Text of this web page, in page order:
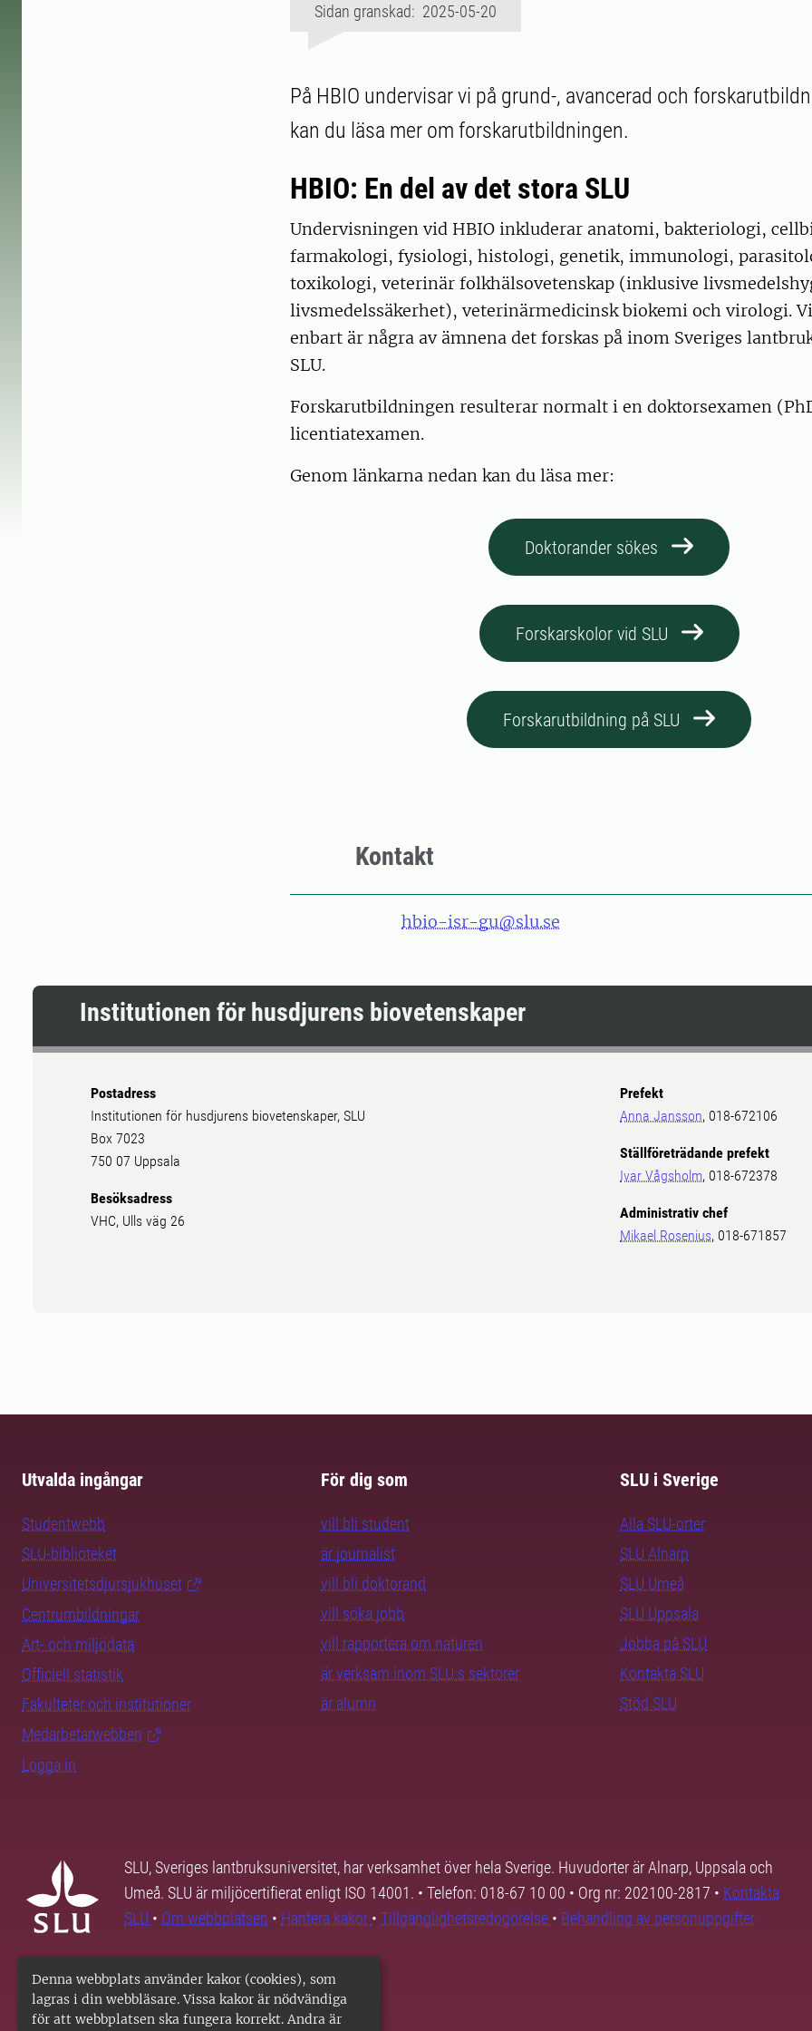
Denna webbplats använder kakor (cookies), som
lagras i din webbläsare. Vissa kakor är nödvändiga
för att webbplatsen ska fungera korrekt. Andra är
Sidan granskad: 2025-05-20
På HBIO undervisar vi på grund-, avancerad och
kan du läsa mer om forskarutbildningen.
HBIO: En del av det stora SLU
Undervisningen vid HBIO inkluderar anatomi, bakteriologi,
farmakologi, fysiologi, histologi, genetik, immunologi,
toxikologi, veterinär folkhälsovetenskap (inklusive
livsmedelssäkerhet), veterinärmedicinsk biokemi och virologi.
enbart är några av ämnena det forskas på inom Sveriges
SLU.
Forskarutbildningen resulterar normalt i en doktorsexamen
licentiatexamen.
Genom länkarna nedan kan du läsa mer:
Doktorander sökes
Forskarskolor vid SLU
Forskarutbildning på SLU
Kontakt
hbio-isr-gu@slu.se
Institutionen för husdjurens biovetenskaper
Postadress
Institutionen för husdjurens biovetenskaper, SLU
Box 7023
750 07 Uppsala
Besöksadress
VHC, Ulls väg 26
Prefekt
Anna Jansson, 018-672106
Ställföreträdande prefekt
Ivar Vågsholm, 018-672378
Administrativ chef
Mikael Rosenius, 018-671857
Utvalda ingångar
Studentwebb
SLU-biblioteket
Universitetsdjursjukhuset
Centrumbildningar
Art- och miljödata
Officiell statistik
Fakulteter och institutioner
Medarbetarwebben
Logga in
För dig som
vill bli student
är journalist
vill bli doktorand
vill söka jobb
vill rapportera om naturen
är verksam inom SLU:s sektorer
är alumn
SLU i Sverige
Alla SLU-orter
SLU Alnarp
SLU Umeå
SLU Uppsala
Jobba på SLU
Kontakta SLU
Stöd SLU
SLU, Sveriges lantbruksuniversitet, har verksamhet över hela Sverige. Huvudorter är Alnarp, Uppsala och
Umeå. SLU är miljöcertifierat enligt ISO 14001. • Telefon: 018-67 10 00 • Org nr: 202100-2817 • Kontakta
SLU • Om webbplatsen • Hantera kakor • Tillgänglighetsredogörelse • Behandling av personuppgifter